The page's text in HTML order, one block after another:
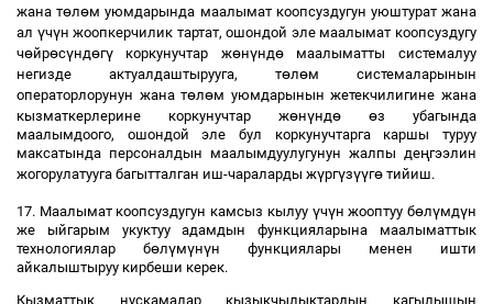
жана төлөм уюмдарында маалымат коопсуздугун уюштурат жана
ал үчүн жоопкерчилик тартат, ошондой эле маалымат коопсуздугу
чөйрөсүндөгү коркунучтар жөнүндө маалыматты системалуу
негизде актуалдаштырууга, төлөм системаларынын
операторлорунун жана төлөм уюмдарынын жетекчилигине жана
кызматкерлерине коркунучтар жөнүндө өз убагында
маалымдоого, ошондой эле бул коркунучтарга каршы туруу
максатында персоналдын маалымдуулугунун жалпы деңгээлин
жогорулатууга багытталган иш-чараларды жүргүзүүгө тийиш.
17. Маалымат коопсуздугун камсыз кылуу үчүн жооптуу бөлүмдүн
же ыйгарым укуктуу адамдын функцияларына маалыматтык
технологиялар бөлүмүнүн функциялары менен ишти
айкалыштыруу кирбеши керек.
Кызматтык нускамалар кызыкчылыктардын кагылышын